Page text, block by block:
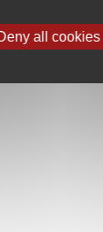
all cookies